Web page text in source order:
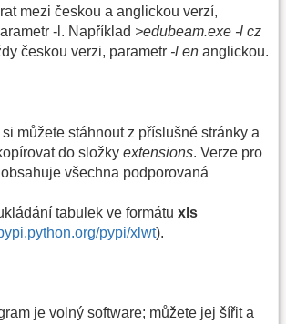
mezi českou a anglickou verzí,
-l. Například >edubeam.exe -l cz
českou verzi, parametr -l en anglickou.
můžete stáhnout z příslušné stránky a
do složky extensions. Verze pro
všechna podporovaná
tabulek ve formátu xls
pypi/xlwt).
je volný software; můžete jej šířit a